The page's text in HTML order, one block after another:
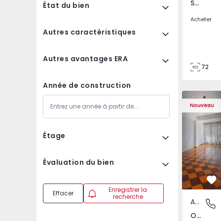
État du bien
Autres caractéristiques
Autres avantages ERA
Année de construction
Étage
Évaluation du bien
Effacer
Enregistrer la
recherche
São Tomé do Castelo e Justes, Vila Real
Acheter
72
Nouveau
Appartement T5
Olivais,
Appartement
Olivais, Lisboa